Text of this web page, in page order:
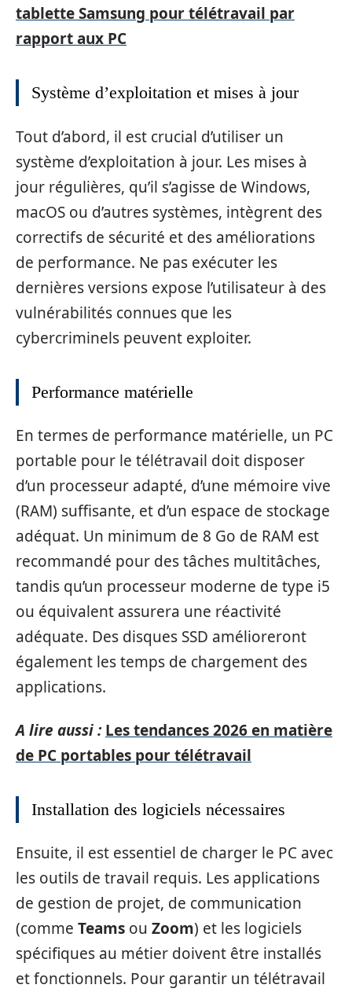
tablette Samsung pour télétravail par
rapport aux PC
Système d’exploitation et mises à jour
Tout d’abord, il est crucial d’utiliser un
système d’exploitation à jour. Les mises à
jour régulières, qu’il s’agisse de Windows,
macOS ou d’autres systèmes, intègrent des
correctifs de sécurité et des améliorations
de performance. Ne pas exécuter les
dernières versions expose l’utilisateur à des
vulnérabilités connues que les
cybercriminels peuvent exploiter.
Performance matérielle
En termes de performance matérielle, un PC
portable pour le télétravail doit disposer
d’un processeur adapté, d’une mémoire vive
(RAM) suffisante, et d’un espace de stockage
adéquat. Un minimum de 8 Go de RAM est
recommandé pour des tâches multitâches,
tandis qu’un processeur moderne de type i5
ou équivalent assurera une réactivité
adéquate. Des disques SSD amélioreront
également les temps de chargement des
applications.
A lire aussi : Les tendances 2026 en matière
de PC portables pour télétravail
Installation des logiciels nécessaires
Ensuite, il est essentiel de charger le PC avec
les outils de travail requis. Les applications
de gestion de projet, de communication
(comme Teams ou Zoom) et les logiciels
spécifiques au métier doivent être installés
et fonctionnels. Pour garantir un télétravail